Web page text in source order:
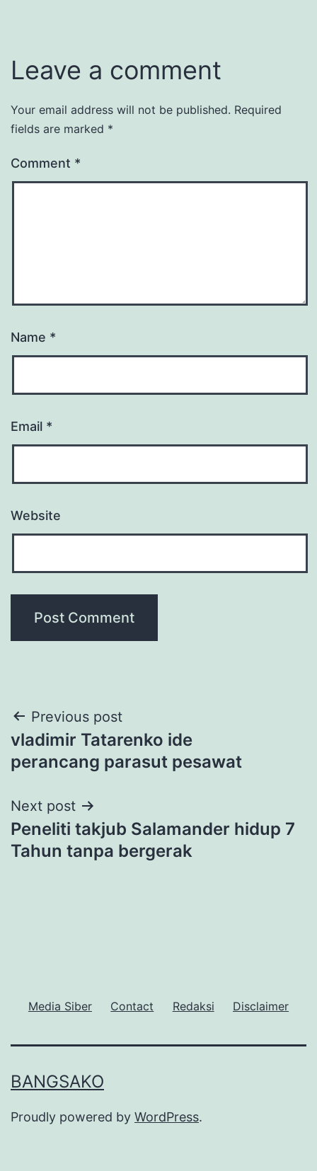
Leave a comment
Your email address will not be published. Required
fields are marked *
Comment *
Name *
Email *
Website
Post
navigation
Previous post
vladimir Tatarenko ide
perancang parasut pesawat
Next post
Peneliti takjub Salamander hidup 7
Tahun tanpa bergerak
Media Siber Contact Redaksi Disclaimer
BANGSAKO
Proudly powered by WordPress.